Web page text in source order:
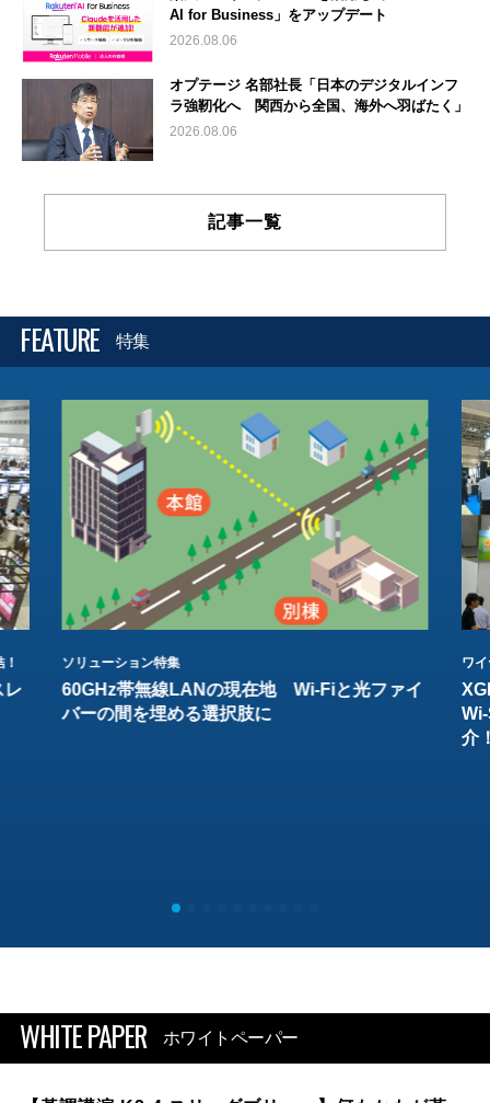
AI for Business」をアップデート
2026.08.06
オプテージ 名部社長「日本のデジタルインフ
ラ強靭化へ 関西から全国、海外へ羽ばたく」
2026.08.06
記事一覧
FEATURE 特集
レ
ソリューション特集
60GHz帯無線LANの現在地 Wi-Fiと光ファイ
バーの間を埋める選択肢に
ワ
介
WHITE PAPER ホワイトペーパー